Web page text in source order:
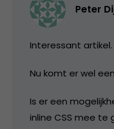
Peter
Interessant artikel.
Nu komt er wel
Is er een
inline CSS mee te